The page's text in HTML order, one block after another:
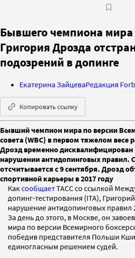
Бывшего чемпиона мира
Григория Дрозда
подозрений в допинге
Екатерина ЗайцеваРедакция
Копировать ссылку
Бывший чемпион мира по версии
совета (WBC) в первом тяжелом весе
Дрозд временно дисквалифицирован
нарушении антидопинговых правил.
отсчитывается с 9 сентября. Дрозд
спортивной карьеры в 2017 году
КаксообщаетТАСС со ссылкой
допинг-тестирования (ITA),
нарушение антидопинговых правил
За день до этого, в Москве, он
мира по версии Всемирного
победив представителя Польши
единогласным решением судей.